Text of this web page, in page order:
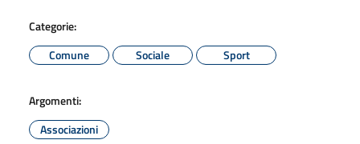
Categorie:
Comune
Sociale Sport
Argomenti:
Associazioni